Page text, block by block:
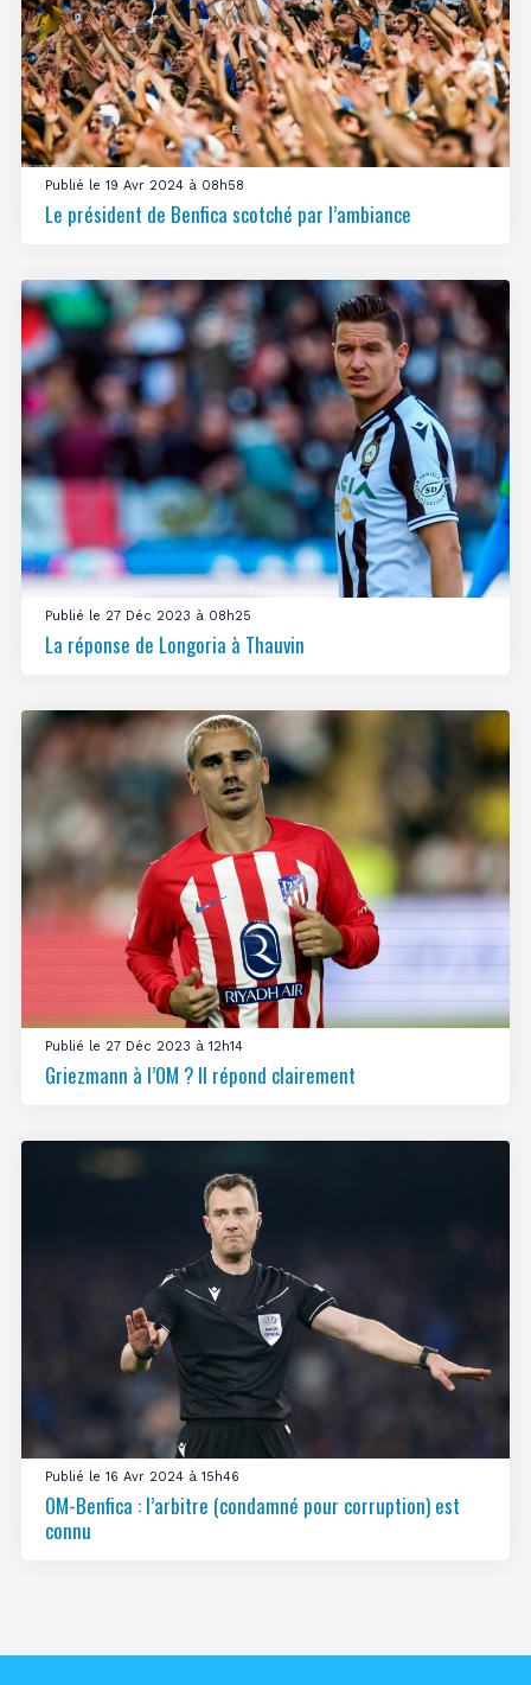
Publié le 19 Avr 2024 à 08h58
Le président de Benfica scotché par l’ambiance
Publié le 27 Déc 2023 à 08h25
La réponse de Longoria à Thauvin
Publié le 27 Déc 2023 à 12h14
Griezmann à l’OM ? Il répond clairement
Publié le 16 Avr 2024 à 15h46
OM-Benfica : l’arbitre (condamné pour corruption) est
connu